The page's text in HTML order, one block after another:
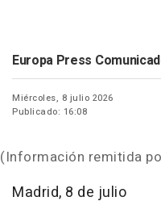
Europa Press
Miércoles, 8 julio 2026
Publicado: 16:08
(Información remitida
Madrid, 8 de julio